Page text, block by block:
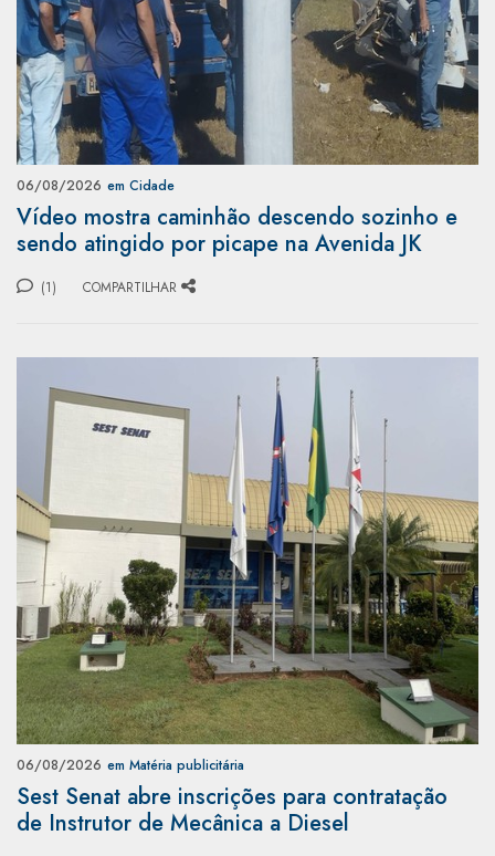
06/08/2026 em Cidade
Vídeo mostra caminhão descendo sozinho e
sendo atingido por picape na Avenida JK
(1) COMPARTILHAR
06/08/2026 em Matéria publicitária
Sest Senat abre inscrições para contratação
de Instrutor de Mecânica a Diesel